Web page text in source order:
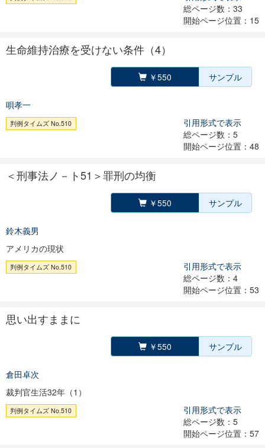
総ページ数：33
開始ページ位置：15
生命維持治療を受けない条件（4）
￥550 サンプル
唄孝一
判例タイムズ No.510
引用形式で表示
総ページ数：5
開始ページ位置：48
＜刑事法ノ－ト51＞罪刑の均衡
￥550 サンプル
鈴木義男
アメリカの現状
判例タイムズ No.510
引用形式で表示
総ページ数：4
開始ページ位置：53
思い出すままに
￥550 サンプル
倉田卓次
裁判官生活32年（1）
判例タイムズ No.510
引用形式で表示
総ページ数：5
開始ページ位置：57